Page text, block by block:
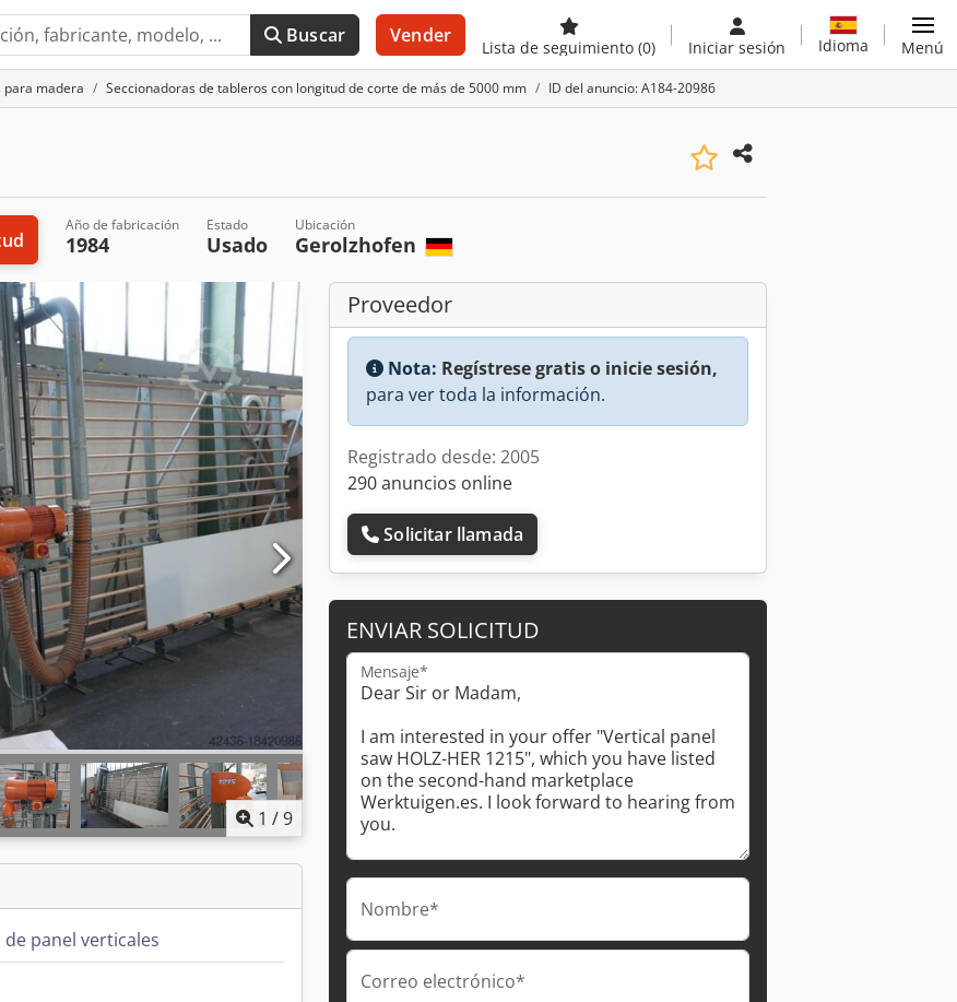
Buscar Vender
Lista de seguimiento (0) Iniciar sesión Idioma Menú
para madera Seccionadoras de tableros con longitud de corte de más de 5000 mm ID del anuncio: A184-20986
Año de fabricación
1984
Estado
Usado
Ubicación
Gerolzhofen
1 /9
de panel verticales
Proveedor
Nota: Regístrese gratis o inicie sesión,
para ver toda la información.
Registrado desde: 2005
290 anuncios online
Solicitar llamada
ENVIAR SOLICITUD
Mensaje*
Nombre*
Correo electrónico*